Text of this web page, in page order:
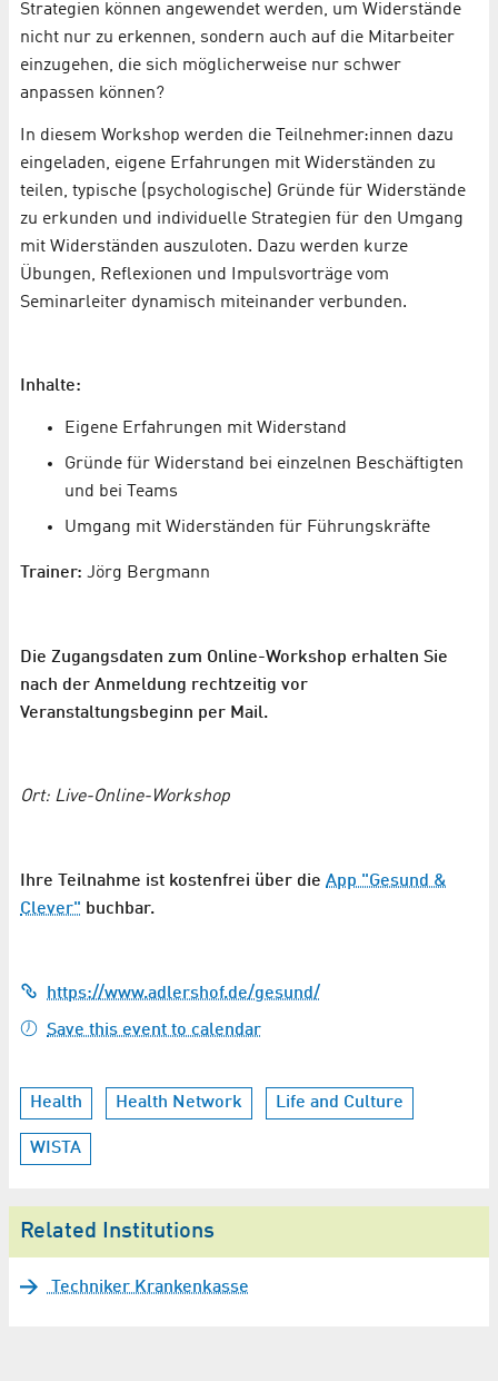
Strategien können angewendet werden, um Widerstände
nicht nur zu erkennen, sondern auch auf die Mitarbeiter
einzugehen, die sich möglicherweise nur schwer
anpassen können?
In diesem Workshop werden die Teilnehmer:innen dazu
eingeladen, eigene Erfahrungen mit Widerständen zu
teilen, typische (psychologische) Gründe für Widerstände
zu erkunden und individuelle Strategien für den Umgang
mit Widerständen auszuloten. Dazu werden kurze
Übungen, Reflexionen und Impulsvorträge vom
Seminarleiter dynamisch miteinander verbunden.
Inhalte:
Eigene Erfahrungen mit Widerstand
Gründe für Widerstand bei einzelnen Beschäftigten
und bei Teams
Umgang mit Widerständen für Führungskräfte
Trainer: Jörg Bergmann
Die Zugangsdaten zum Online-Workshop erhalten Sie
nach der Anmeldung rechtzeitig vor
Veranstaltungsbeginn per Mail.
Ort: Live-Online-Workshop
Ihre Teilnahme ist kostenfrei über die App "Gesund &
Clever" buchbar.
https://www.adlershof.de/gesund/
Save this event to calendar
Health Health Network Life and Culture
WISTA
Related Institutions
Techniker Krankenkasse